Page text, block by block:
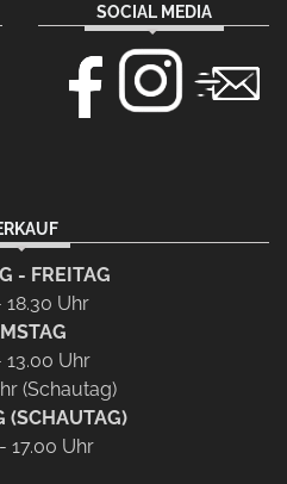
SOCIAL MEDIA
- FREITAG
18.30 Uhr
13.00 Uhr
(Schautag)
(SCHAUTAG)
17.00 Uhr